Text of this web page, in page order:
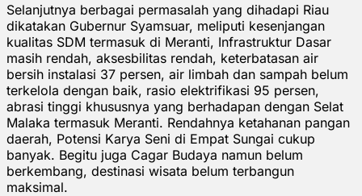
Selanjutnya berbagai permasalah yang dihadapi Riau
dikatakan Gubernur Syamsuar, meliputi kesenjangan
kualitas SDM termasuk di Meranti, Infrastruktur Dasar
masih rendah, aksesbilitas rendah, keterbatasan air
bersih instalasi 37 persen, air limbah dan sampah belum
terkelola dengan baik, rasio elektrifikasi 95 persen,
abrasi tinggi khususnya yang berhadapan dengan Selat
Malaka termasuk Meranti. Rendahnya ketahanan pangan
daerah, Potensi Karya Seni di Empat Sungai cukup
banyak. Begitu juga Cagar Budaya namun belum
berkembang, destinasi wisata belum terbangun
maksimal.